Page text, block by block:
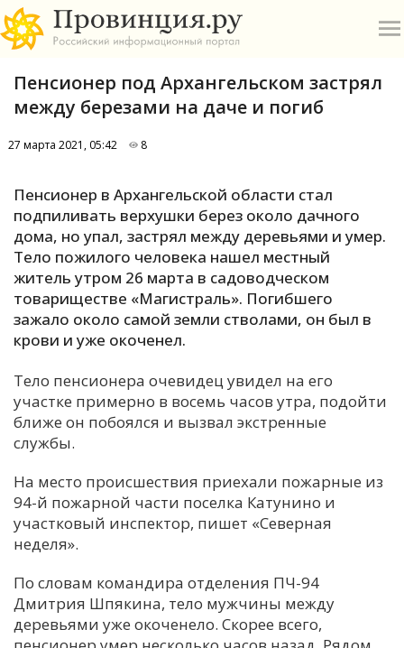
А
Б
В
И
О
П
С
Т
У
Пенсионер под Архангельском застрял
между березами на даче и погиб
27 марта 2021, 05:42 8
Пенсионер в Архангельской области стал
подпиливать верхушки берез около дачного
дома, но упал, застрял между деревьями и умер.
Тело пожилого человека нашел местный
житель утром 26 марта в садоводческом
товариществе «Магистраль». Погибшего
зажало около самой земли стволами, он был в
крови и уже окоченел.
Тело пенсионера очевидец увидел на его
участке примерно в восемь часов утра, подойти
ближе он побоялся и вызвал экстренные
службы.
На место происшествия приехали пожарные из
94-й пожарной части поселка Катунино и
участковый инспектор, пишет «Северная
неделя».
По словам командира отделения ПЧ-94
Дмитрия Шпякина, тело мужчины между
деревьями уже окоченело. Скорее всего,